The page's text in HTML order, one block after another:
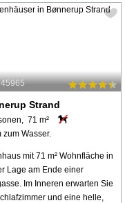
Strand
71 m²
zum Wasser.
mit 71 m² Wohnfläche in
Lage am Ende einer
Im Inneren erwarten Sie
und eine helle,